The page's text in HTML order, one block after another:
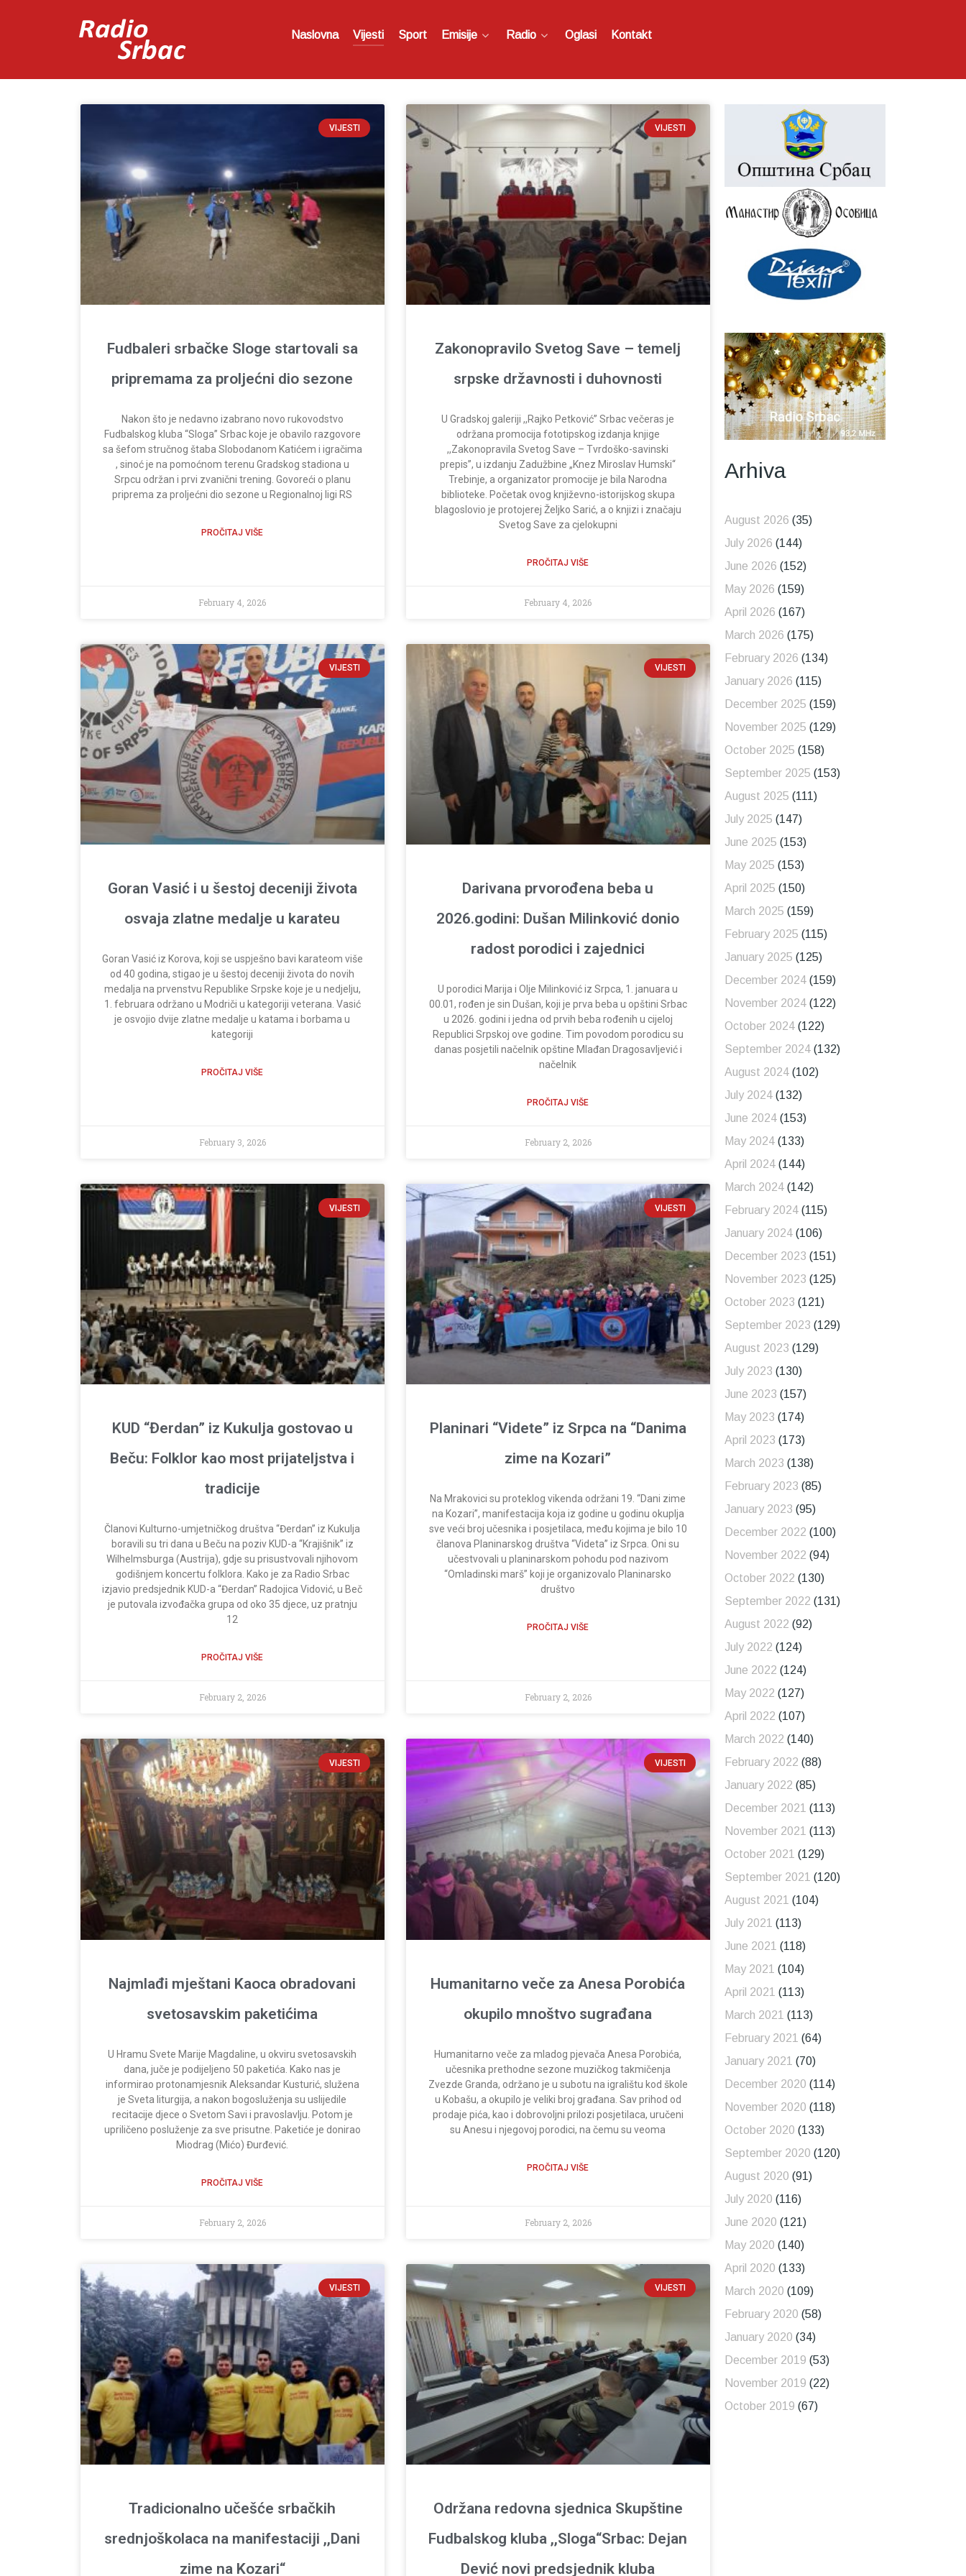
Naslovna Vijesti Sport Emisije Radio Oglasi Kontakt
VIJESTI
Fudbaleri srbačke Sloge startovali sa
pripremama za proljećni dio sezone
Nakon što je nedavno izabrano novo rukovodstvo
Fudbalskog kluba “Sloga” Srbac koje je obavilo razgovore
sa šefom stručnog štaba Slobodanom Katićem i igračima
, sinoć je na pomoćnom terenu Gradskog stadiona u
Srpcu održan i prvi zvanični trening. Govoreći o planu
priprema za proljećni dio sezone u Regionalnoj ligi RS
PROČITAJ VIŠE
February 4, 2026
VIJESTI
Zakonopravilo Svetog Save – temelj
srpske državnosti i duhovnosti
U Gradskoj galeriji ,,Rajko Petković” Srbac večeras je
održana promocija fototipskog izdanja knjige
,,Zakonopravila Svetog Save – Tvrdoško-savinski
prepis”, u izdanju Zadužbine „Knez Miroslav Humski“
Trebinje, a organizator promocije je bila Narodna
biblioteke. Početak ovog književno-istorijskog skupa
blagoslovio je protojerej Željko Sarić, a o knjizi i značaju
Svetog Save za cjelokupni
PROČITAJ VIŠE
February 4, 2026
VIJESTI
Goran Vasić i u šestoj deceniji života
osvaja zlatne medalje u karateu
Goran Vasić iz Korova, koji se uspješno bavi karateom više
od 40 godina, stigao je u šestoj deceniji života do novih
medalja na prvenstvu Republike Srpske koje je u nedjelju,
1. februara održano u Modriči u kategoriji veterana. Vasić
je osvojio dvije zlatne medalje u katama i borbama u
kategoriji
PROČITAJ VIŠE
February 3, 2026
VIJESTI
Darivana prvorođena beba u
2026.godini: Dušan Milinković donio
radost porodici i zajednici
U porodici Marija i Olje Milinković iz Srpca, 1. januara u
00.01, rođen je sin Dušan, koji je prva beba u opštini Srbac
u 2026. godini i jedna od prvih beba rođenih u cijeloj
Republici Srpskoj ove godine. Tim povodom porodicu su
danas posjetili načelnik opštine Mlađan Dragosavljević i
načelnik
PROČITAJ VIŠE
February 2, 2026
VIJESTI
KUD “Đerdan” iz Kukulja gostovao u
Beču: Folklor kao most prijateljstva i
tradicije
Članovi Kulturno-umjetničkog društva “Đerdan” iz Kukulja
boravili su tri dana u Beču na poziv KUD-a “Krajišnik” iz
Wilhelmsburga (Austrija), gdje su prisustvovali njihovom
godišnjem koncertu folklora. Kako je za Radio Srbac
izjavio predsjednik KUD-a “Đerdan” Radojica Vidović, u Beč
je putovala izvođačka grupa od oko 35 djece, uz pratnju
12
PROČITAJ VIŠE
February 2, 2026
VIJESTI
Planinari “Videte” iz Srpca na “Danima
zime na Kozari”
Na Mrakovici su proteklog vikenda održani 19. “Dani zime
na Kozari”, manifestacija koja iz godine u godinu okuplja
sve veći broj učesnika i posjetilaca, među kojima je bilo 10
članova Planinarskog društva “Videta” iz Srpca. Oni su
učestvovali u planinarskom pohodu pod nazivom
“Omladinski marš” koji je organizovalo Planinarsko
društvo
PROČITAJ VIŠE
February 2, 2026
VIJESTI
Najmlađi mještani Kaoca obradovani
svetosavskim paketićima
U Hramu Svete Marije Magdaline, u okviru svetosavskih
dana, juče je podijeljeno 50 paketića. Kako nas je
informirao protonamjesnik Aleksandar Kusturić, služena
je Sveta liturgija, a nakon bogosluženja su uslijedile
recitacije djece o Svetom Savi i pravoslavlju. Potom je
upriličeno posluženje za sve prisutne. Paketiće je donirao
Miodrag (Mićo) Đurđević.
PROČITAJ VIŠE
February 2, 2026
VIJESTI
Humanitarno veče za Anesa Porobića
okupilo mnoštvo sugrađana
Humanitarno veče za mladog pjevača Anesa Porobića,
učesnika prethodne sezone muzičkog takmičenja
Zvezde Granda, održano je u subotu na igralištu kod škole
u Kobašu, a okupilo je veliki broj građana. Sav prihod od
prodaje pića, kao i dobrovoljni prilozi posjetilaca, uručeni
su Anesu i njegovoj porodici, na čemu su veoma
PROČITAJ VIŠE
February 2, 2026
VIJESTI
Tradicionalno učešće srbačkih
srednjoškolaca na manifestaciji ,,Dani
zime na Kozari“
VIJESTI
Održana redovna sjednica Skupštine
Fudbalskog kluba ,,Sloga“Srbac: Dejan
Dević novi predsjednik kluba
Arhiva
August 2026 (35)
July 2026 (144)
June 2026 (152)
May 2026 (159)
April 2026 (167)
March 2026 (175)
February 2026 (134)
January 2026 (115)
December 2025 (159)
November 2025 (129)
October 2025 (158)
September 2025 (153)
August 2025 (111)
July 2025 (147)
June 2025 (153)
May 2025 (153)
April 2025 (150)
March 2025 (159)
February 2025 (115)
January 2025 (125)
December 2024(159)
November 2024(122)
October 2024(122)
September 2024(132)
August 2024(102)
July 2024(132)
June 2024(153)
May 2024(133)
April 2024(144)
March 2024(142)
February 2024(115)
January 2024(106)
December 2023 (151)
November 2023 (125)
October 2023 (121)
September 2023 (129)
August 2023 (129)
July 2023 (130)
June 2023 (157)
May 2023 (174)
April 2023 (173)
March 2023 (138)
February 2023 (85)
January 2023 (95)
December 2022 (100)
November 2022 (94)
October 2022 (130)
September 2022 (131)
August 2022 (92)
July 2022 (124)
June 2022 (124)
May 2022 (127)
April 2022 (107)
March 2022 (140)
February 2022 (88)
January 2022 (85)
December 2021 (113)
November 2021 (113)
October 2021 (129)
September 2021 (120)
August 2021 (104)
July 2021 (113)
June 2021 (118)
May 2021 (104)
April 2021 (113)
March 2021 (113)
February 2021 (64)
January 2021 (70)
December 2020 (114)
November 2020 (118)
October 2020 (133)
September 2020 (120)
August 2020 (91)
July 2020 (116)
June 2020 (121)
May 2020 (140)
April 2020 (133)
March 2020 (109)
February 2020 (58)
January 2020 (34)
December 2019 (53)
November 2019 (22)
October 2019 (67)